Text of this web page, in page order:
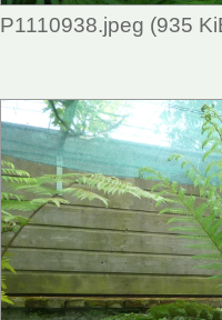
P1110938.jpeg (935